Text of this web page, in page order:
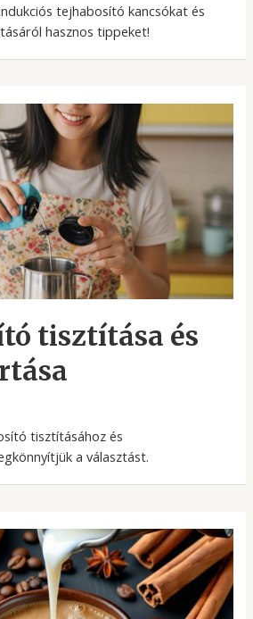
tejhabosító kancsókat és
hasznos tippeket!
tisztítása és
tisztításához és
a választást.